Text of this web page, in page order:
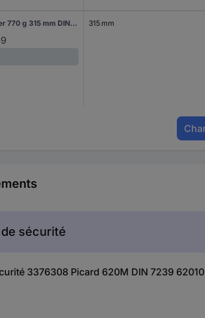
Picard 650 65010 Marteau de charpentier 770 g 315 mm DIN 7239 1 pc(s) 315 mm
sécurité
3376308 Picard 620M DIN 7239